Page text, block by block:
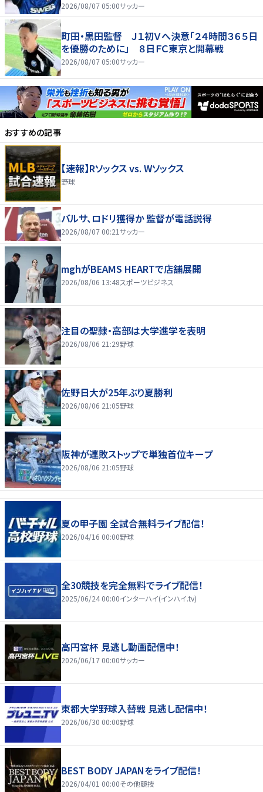
2026/08/07 05:00サッカー
町田・黒田監督 Ｊ１初Ｖへ決意「２４時間３６５日
を優勝のために」 ８日ＦＣ東京と開幕戦
2026/08/07 05:00サッカー
おすすめの記事
【速報】Rソックス vs. Wソックス
野球
バルサ、ロドリ獲得か 監督が電話説得
2026/08/07 00:21サッカー
mghがBEAMS HEARTで店舗展開
2026/08/06 13:48スポーツビジネス
注目の聖隷・高部は大学進学を表明
2026/08/06 21:29野球
佐野日大が25年ぶり夏勝利
2026/08/06 21:05野球
阪神が連敗ストップで単独首位キープ
2026/08/06 21:05野球
夏の甲子園 全試合無料ライブ配信！
2026/04/16 00:00野球
全30競技を完全無料でライブ配信！
2025/06/24 00:00インターハイ(インハイ.tv)
高円宮杯 見逃し動画配信中！
2026/06/17 00:00サッカー
東都大学野球入替戦 見逃し配信中！
2026/06/30 00:00野球
BEST BODY JAPANをライブ配信！
2026/04/01 00:00その他競技